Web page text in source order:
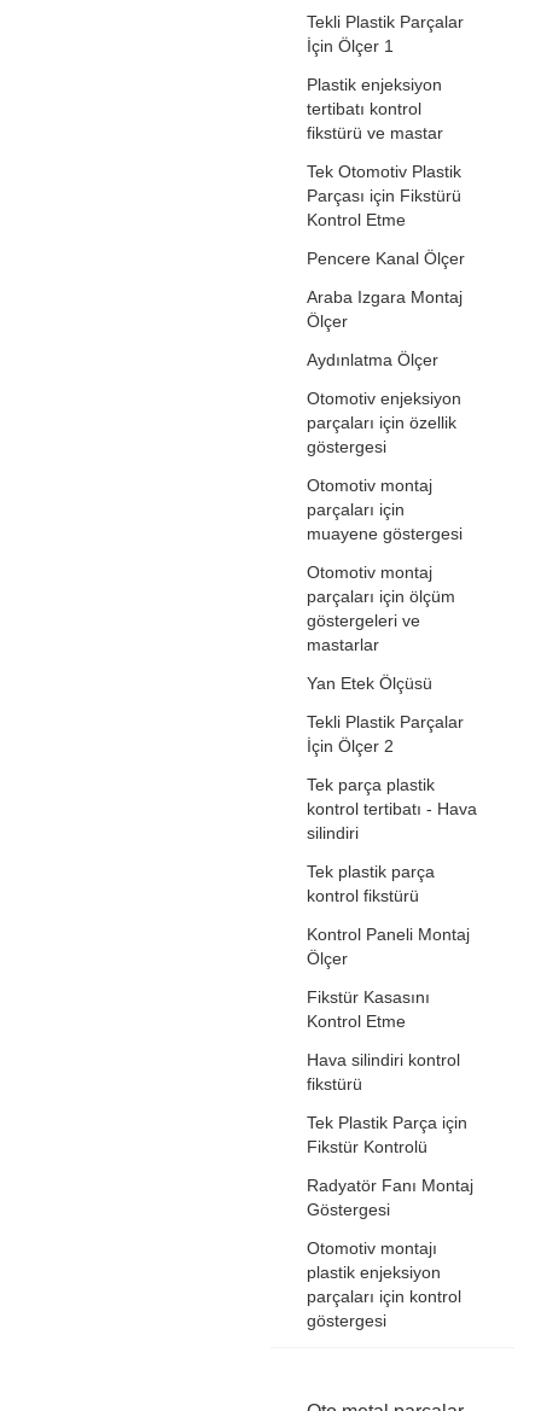
Tekli Plastik Parçalar
İçin Ölçer 1
Plastik enjeksiyon
tertibatı kontrol
fikstürü ve mastar
Tek Otomotiv Plastik
Parçası için Fikstürü
Kontrol Etme
Pencere Kanal Ölçer
Araba Izgara Montaj
Ölçer
Aydınlatma Ölçer
Otomotiv enjeksiyon
parçaları için özellik
göstergesi
Otomotiv montaj
parçaları için
muayene göstergesi
Otomotiv montaj
parçaları için ölçüm
göstergeleri ve
mastarlar
Yan Etek Ölçüsü
Tekli Plastik Parçalar
İçin Ölçer 2
Tek parça plastik
kontrol tertibatı - Hava
silindiri
Tek plastik parça
kontrol fikstürü
Kontrol Paneli Montaj
Ölçer
Fikstür Kasasını
Kontrol Etme
Hava silindiri kontrol
fikstürü
Tek Plastik Parça için
Fikstür Kontrolü
Radyatör Fanı Montaj
Göstergesi
Otomotiv montajı
plastik enjeksiyon
parçaları için kontrol
göstergesi